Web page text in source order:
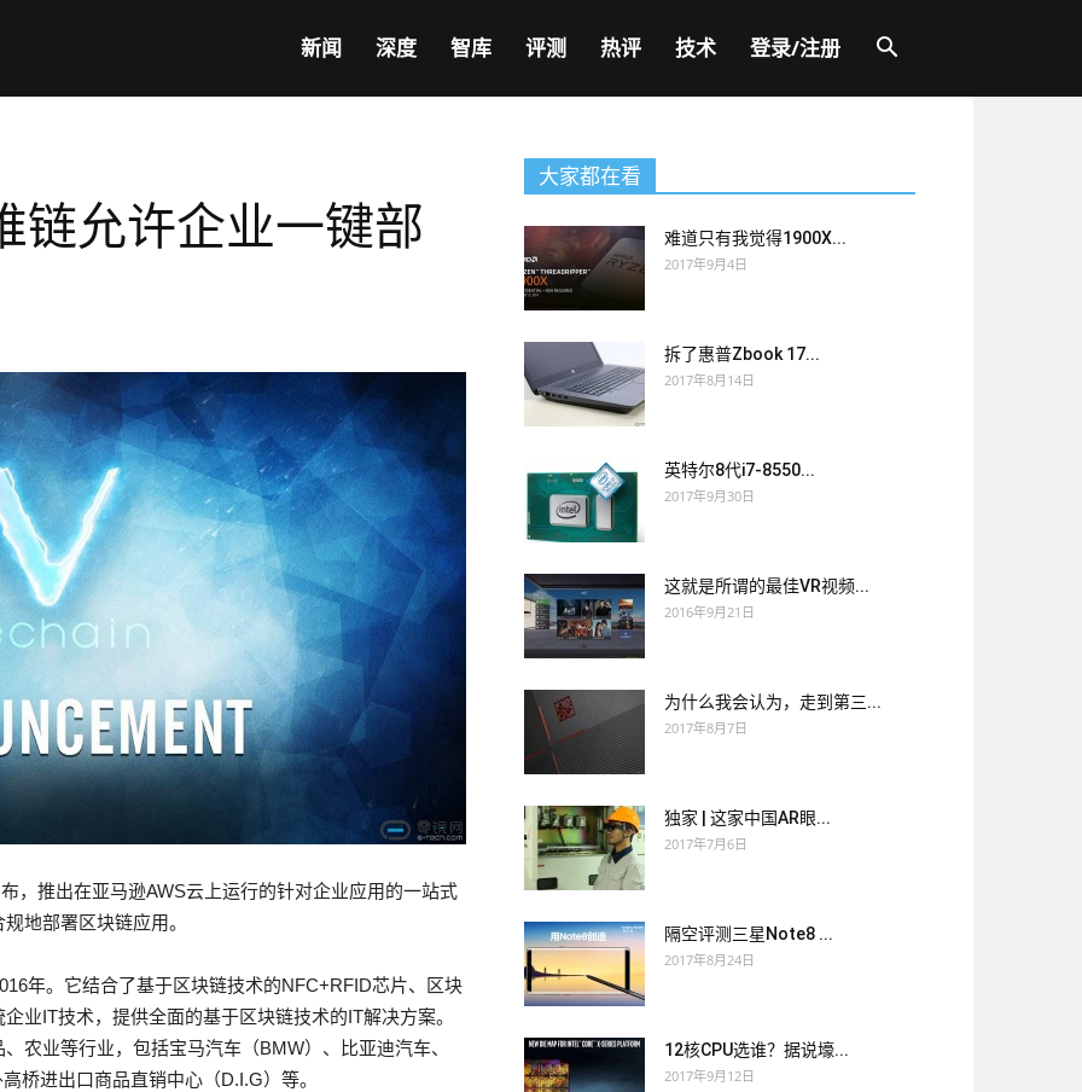
新闻 深度 智库 评测 热评 技术 登录/注册
链允许企业一键部
，推出在亚马逊AWS云上运行的针对企业应用的一站式
地部署区块链应用。
年。它结合了基于区块链技术的NFC+RFID芯片、区块
业IT技术，提供全面的基于区块链技术的IT解决方案。
农业等行业，包括宝马汽车（BMW）、比亚迪汽车、
桥进出口商品直销中心（D.I.G）等。
大家都在看
难道只有我觉得1900X...
2017年9月4日
拆了惠普Zbook 17...
2017年8月14日
英特尔8代i7-8550...
2017年9月30日
这就是所谓的最佳VR视频...
2016年9月21日
为什么我会认为，走到第三...
2017年8月7日
独家 | 这家中国AR眼...
2017年7月6日
隔空评测三星Note8 ...
2017年8月24日
12核CPU选谁？据说壕...
2017年9月12日